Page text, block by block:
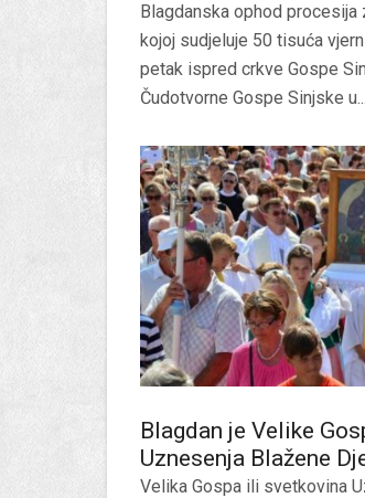
Blagdanska ophod procesija
kojoj sudjeluje 50 tisuća
petak ispred crkve Gospe
Čudotvorne Gospe Sinjske u...
Blagdan je Velike
Uznesenja Blažene
Velika Gospa ili svetkovina